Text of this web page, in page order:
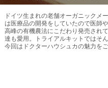
ドイツ生まれの老舗オーガニックメ
は医療品の開発をしていたので医師
高峰の有機農法にこだわり発売され
達も愛用。トライアルキットではそ
今回はドクターハウシュカの魅力をご